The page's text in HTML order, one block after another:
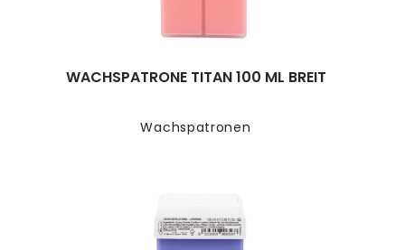
Wachspatronen
WACHSPATRONE TITAN 100 ML BREIT